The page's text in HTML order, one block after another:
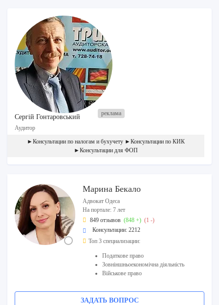
Сергій Гонтаровський
Аудитор
►Консультации по налогам и бухучету ►Консультации по КИК
►Консультации для ФОП
Марина Бекало
Адвокат Одеса
На портале: 7 лет
849 отзывов (848 +) (1 -)
Консультации: 2212
Топ 3 специализации:
Податкове право
Зовніншньоекономічна діяльність
Військове право
ЗАДАТЬ ВОПРОС